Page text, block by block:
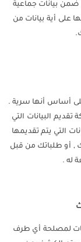
بيانات جماعية
على أية بيانات من
أساس أنها سرية .
البيانات التي
التي يتم تقديمها
, أو طلباتك من قبل
له .
لمصلحة أي طرف